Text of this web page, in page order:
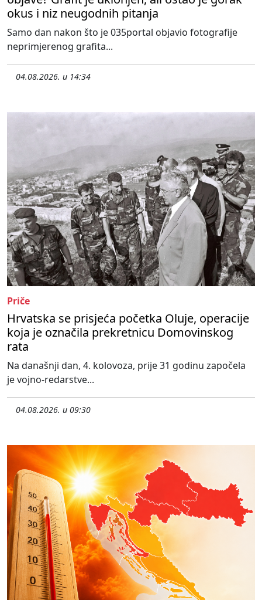
okus i niz neugodnih pitanja
Samo dan nakon što je 035portal objavio fotografije
neprimjerenog grafita...
04.08.2026. u 14:34
Priče
Hrvatska se prisjeća početka Oluje, operacije
koja je označila prekretnicu Domovinskog
rata
Na današnji dan, 4. kolovoza, prije 31 godinu započela
je vojno-redarstve...
04.08.2026. u 09:30